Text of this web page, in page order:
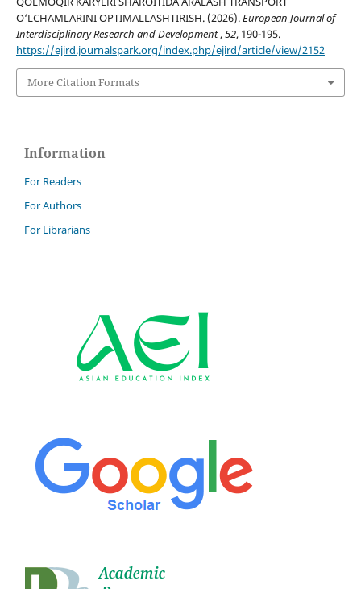
O‘LCHAMLARINI OPTIMALLASHTIRISH. (2026).European Journal of
Interdisciplinary Research and Development,52, 190-195.
https://ejird.journalspark.org/index.php/ejird/article/view/2152
More Citation Formats
Information
For Readers
For Authors
For Librarians